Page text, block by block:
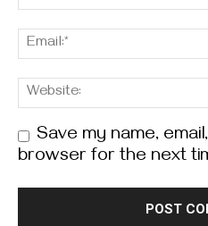
Save my name,
browser for the next